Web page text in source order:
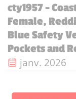
cty1957 -
Female,
Blue Safety
Pockets and
Date de
janv. 2026